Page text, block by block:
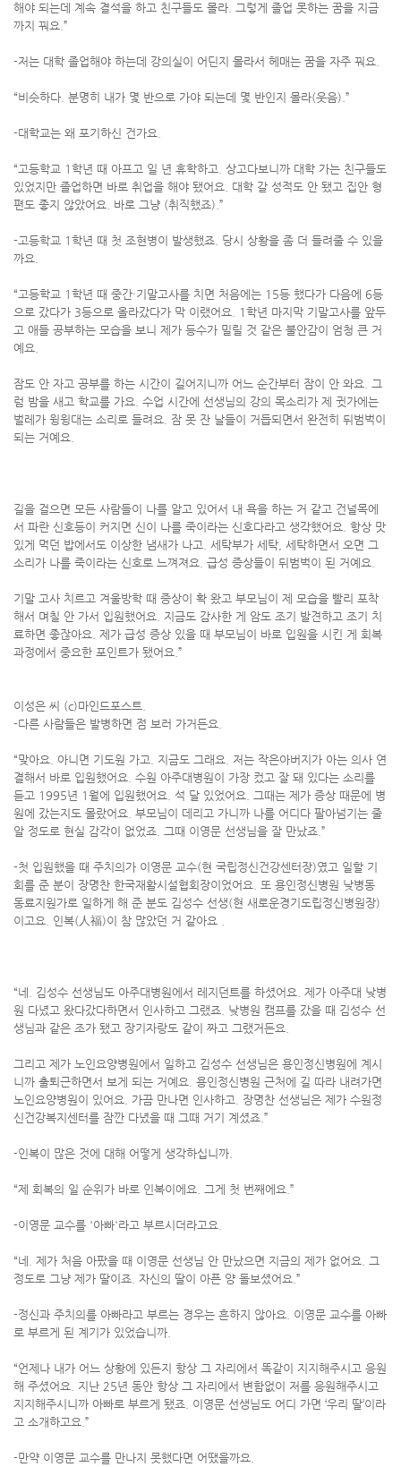
해야 되는데 계속 결석을 하고 친구들도 몰라. 그렇게 졸업 못하는 꿈을 지금
까지 꿔요.”
-저는 대학 졸업해야 하는데 강의실이 어딘지 몰라서 헤매는 꿈을 자주 꿔요.
“비슷하다. 분명히 내가 몇 반으로 가야 되는데 몇 반인지 몰라(웃음).”
-대학교는 왜 포기하신 건가요.
“고등학교 1학년 때 아프고 일 년 휴학하고. 상고다보니까 대학 가는 친구들도
있었지만 졸업하면 바로 취업을 해야 됐어요. 대학 갈 성적도 안 됐고 집안 형
편도 좋지 않았어요. 바로 그냥 (취직했죠).”
-고등학교 1학년 때 첫 조현병이 발생했죠. 당시 상황을 좀 더 들려줄 수 있을
까요.
“고등학교 1학년 때 중간·기말고사를 치면 처음에는 15등 했다가 다음에 6등
으로 갔다가 3등으로 올라갔다가 막 이랬어요. 1학년 마지막 기말고사를 앞두
고 애들 공부하는 모습을 보니 제가 등수가 밀릴 것 같은 불안감이 엄청 큰 거
예요.
잠도 안 자고 공부를 하는 시간이 길어지니까 어느 순간부터 잠이 안 와요. 그
럼 밤을 새고 학교를 가요. 수업 시간에 선생님의 강의 목소리가 제 귓가에는
벌레가 윙윙대는 소리로 들려요. 잠 못 잔 날들이 거듭되면서 완전히 뒤범벅이
되는 거예요.
길을 걸으면 모든 사람들이 나를 알고 있어서 내 욕을 하는 거 같고 건널목에
서 파란 신호등이 커지면 신이 나를 죽이라는 신호다라고 생각했어요. 항상 맛
있게 먹던 밥에서도 이상한 냄새가 나고. 세탁부가 세탁, 세탁하면서 오면 그
소리가 나를 죽이라는 신호로 느껴져요. 급성 증상들이 뒤범벅이 된 거예요.
기말 고사 치르고 겨울방학 때 증상이 확 왔고 부모님이 제 모습을 빨리 포착
해서 며칠 안 가서 입원했어요. 지금도 감사한 게 암도 조기 발견하고 조기 치
료하면 좋잖아요. 제가 급성 증상 있을 때 부모님이 바로 입원을 시킨 게 회복
과정에서 중요한 포인트가 됐어요.”
이성은 씨 (c)마인드포스트.
-다른 사람들은 발병하면 점 보러 가거든요.
“맞아요. 아니면 기도원 가고. 지금도 그래요. 저는 작은아버지가 아는 의사 연
결해서 바로 입원했어요. 수원 아주대병원이 가장 컸고 잘 돼 있다는 소리를
듣고 1995년 1월에 입원했어요. 석 달 있었어요. 그때는 제가 증상 때문에 병
원에 갔는지도 몰랐어요. 부모님이 데리고 가니까 나를 어디다 팔아넘기는 줄
알 정도로 현실 감각이 없었죠. 그때 이영문 선생님을 잘 만났죠.”
-첫 입원했을 때 주치의가 이영문 교수(현 국립정신건강센터장)였고 일할 기
회를 준 분이 장명찬 한국재활시설협회장이었어요. 또 용인정신병원 낮병동
동료지원가로 일하게 해 준 분도 김성수 선생(현 새로운경기도립정신병원장)
이고요. 인복(人福)이 참 많았던 거 같아요 .
“네. 김성수 선생님도 아주대병원에서 레지던트를 하셨어요. 제가 아주대 낮병
원 다녔고 왔다갔다하면서 인사하고 그랬죠. 낮병원 캠프를 갔을 때 김성수 선
생님과 같은 조가 됐고 장기자랑도 같이 짜고 그랬거든요.
그리고 제가 노인요양병원에서 일하고 김성수 선생님은 용인정신병원에 계시
니까 출퇴근하면서 보게 되는 거예요. 용인정신병원 근처에 길 따라 내려가면
노인요양병원이 있어요. 가끔 만나면 인사하고. 장명찬 선생님은 제가 수원정
신건강복지센터를 잠깐 다녔을 때 그때 거기 계셨죠.”
-인복이 많은 것에 대해 어떻게 생각하십니까.
“제 회복의 일 순위가 바로 인복이에요. 그게 첫 번째에요.”
-이영문 교수를 '아빠'라고 부르시더라고요.
“네. 제가 처음 아팠을 때 이영문 선생님 안 만났으면 지금의 제가 없어요. 그
정도로 그냥 제가 딸이죠. 자신의 딸이 아픈 양 돌보셨어요.”
-정신과 주치의를 아빠라고 부르는 경우는 흔하지 않아요. 이영문 교수를 아빠
로 부르게 된 계기가 있었습니까.
“언제나 내가 어느 상황에 있든지 항상 그 자리에서 똑같이 지지해주시고 응원
해 주셨어요. 지난 25년 동안 항상 그 자리에서 변함없이 저를 응원해주시고
지지해주시니까 아빠로 부르게 됐죠. 이영문 선생님도 어디 가면 ‘우리 딸’이라
고 소개하고요.”
-만약 이영문 교수를 만나지 못했다면 어땠을까요.